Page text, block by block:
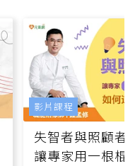
失智者與照顧者
讓專家用一根棍
影片課程